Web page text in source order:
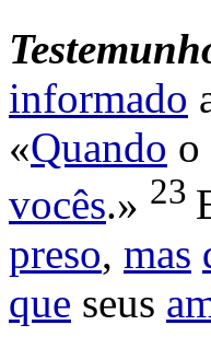
informado
«Quando o
vocês.» 23
preso, mas
que seus